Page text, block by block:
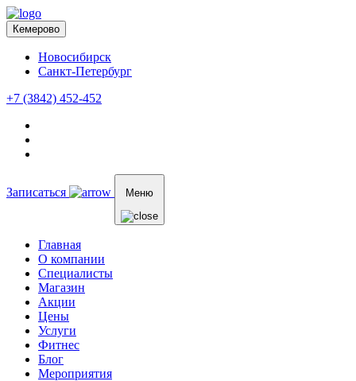
Кемерово
Новосибирск
Санкт-Петербург
+7 (3842) 452-452
Записаться Меню
Главная
О компании
Специалисты
Магазин
Акции
Цены
Услуги
Фитнес
Блог
Мероприятия